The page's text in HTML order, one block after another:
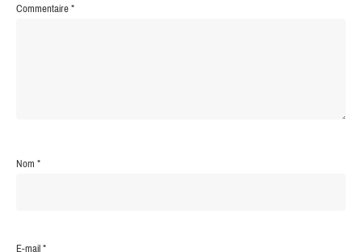
Commentaire*
Nom*